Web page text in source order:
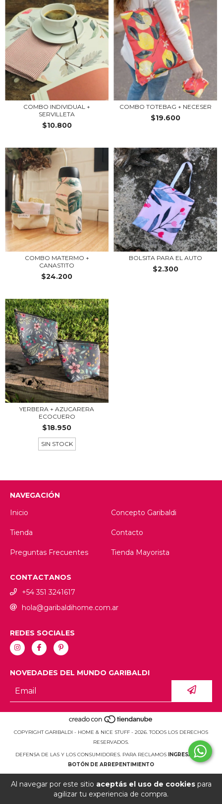
Al navegar por este sitio aceptás el uso de cookiespara
agilizar tu experiencia de compra.
COMBO INDIVIDUAL +
SERVILLETA
$10.800
COMBO TOTEBAG + NECESER
$19.600
COMBO MATERMO +
CANASTITO
$24.200
BOLSITA PARA EL AUTO
$2.300
YERBERA + AZUCARERA
ECOCUERO
$18.950
SIN STOCK
NAVEGACIÓN
Inicio
Concepto Garibaldi
Tienda Contacto
Preguntas Frecuentes Tienda Mayorista
CONTACTANOS
+54 351 3241617
hola@garibaldihome.com.ar
REDES SOCIALES
NOVEDADES DEL MUNDO GARIBALDI
COPYRIGHT GARIBALDI - HOME & NICE STUFF - 2026. TODOS LOS DERECHOS
RESERVADOS.
DEFENSA DE LAS Y LOS CONSUMIDORES. PARA RECLAMOS
INGRESÁ ACÁ.
BOTÓN DE ARREPENTIMIENTO